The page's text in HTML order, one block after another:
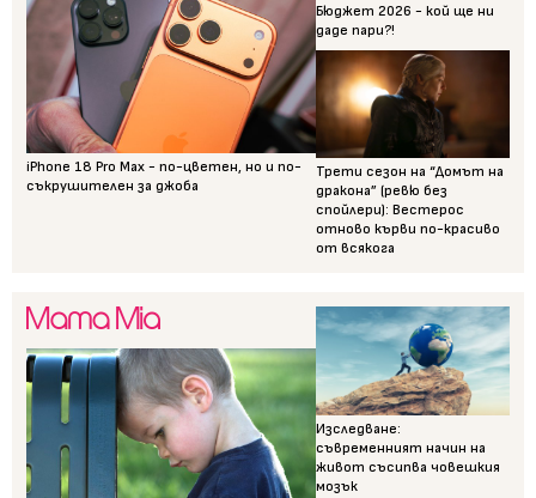
iPhone 18 Pro Max - по-цветен, но и по-
съкрушителен за джоба
Бюджет 2026 - кой ще ни
даде пари?!
Трети сезон на “Домът на
дракона” (ревю без
спойлери): Вестерос
отново кърви по-красиво
от всякога
Изследване:
съвременният начин на
живот съсипва човешкия
мозък